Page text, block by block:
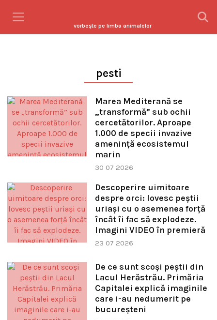
vorbeşte pe limba animalelor
pesti
Marea Mediterană se
„transformă” sub ochii
cercetătorilor. Aproape
1.000 de specii invazive
amenință ecosistemul
marin
30 07 2026
Descoperire uimitoare
despre orci: lovesc peștii
uriași cu o asemenea forță
încât îi fac să explodeze.
Imagini VIDEO în premieră
23 07 2026
De ce sunt scoși peștii din
Lacul Herăstrău. Primăria
Capitalei explică imaginile
care i-au nedumerit pe
bucureșteni